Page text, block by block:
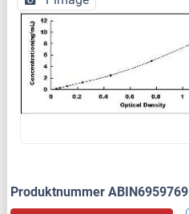
Produktnummer ABIN6959769